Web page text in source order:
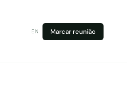
EN Marcar reunião